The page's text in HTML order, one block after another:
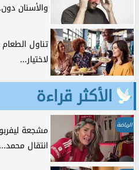
والأسنان
تناول
لاختيار...
الأكثر قراءة
الرياضة
مشجعة
انتقال محمد...